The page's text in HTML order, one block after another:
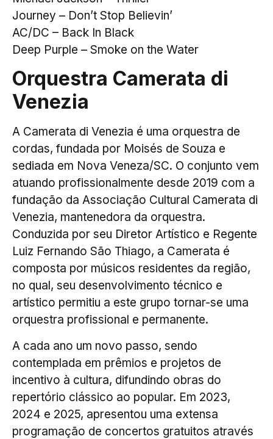
Journey – Don’t Stop Believin’
AC/DC – Back In Black
Deep Purple – Smoke on the Water
Orquestra Camerata di
Venezia
A Camerata di Venezia é uma orquestra de
cordas, fundada por Moisés de Souza e
sediada em Nova Veneza/SC. O conjunto vem
atuando profissionalmente desde 2019 com a
fundação da Associação Cultural Camerata di
Venezia, mantenedora da orquestra.
Conduzida por seu Diretor Artístico e Regente
Luiz Fernando São Thiago, a Camerata é
composta por músicos residentes da região,
no qual, seu desenvolvimento técnico e
artístico permitiu a este grupo tornar-se uma
orquestra profissional e permanente.
A cada ano um novo passo, sendo
contemplada em prêmios e projetos de
incentivo à cultura, difundindo obras do
repertório clássico ao popular. Em 2023,
2024 e 2025, apresentou uma extensa
programação de concertos gratuitos através